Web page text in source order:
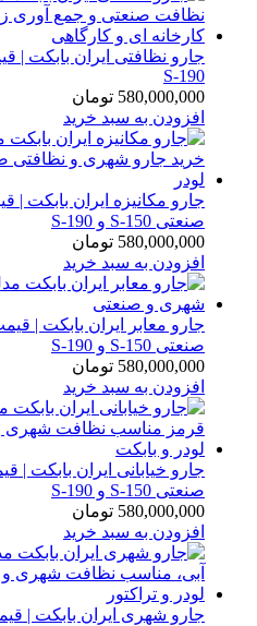
S-190
580,000,000 تومان
افزودن به سبد خرید
جارو مکانیزه ایران بابکت
صنعتی S-150 و S-190
580,000,000 تومان
افزودن به سبد خرید
جارو معابر ایران بابکت |
صنعتی S-150 و S-190
580,000,000 تومان
افزودن به سبد خرید
جارو خیابانی ایران بابکت
صنعتی S-150 و S-190
580,000,000 تومان
افزودن به سبد خرید
جارو شهری ایران بابکت |